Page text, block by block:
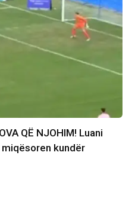
QË NJOHIM! Luani
kundër